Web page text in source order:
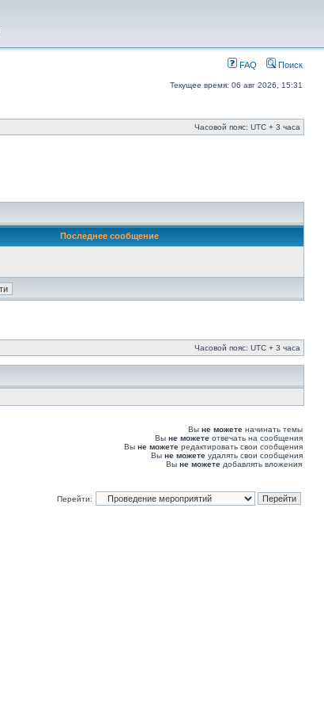
FAQ Поиск
Текущее время: 06 авг 2026, 15:31
Часовой пояс: UTC + 3 часа
Последнее сообщение
Часовой пояс: UTC + 3 часа
Вы не можете начинать темы
Вы не можете отвечать на сообщения
Вы не можете редактировать свои сообщения
Вы не можете удалять свои сообщения
Вы не можете добавлять вложения
Перейти: